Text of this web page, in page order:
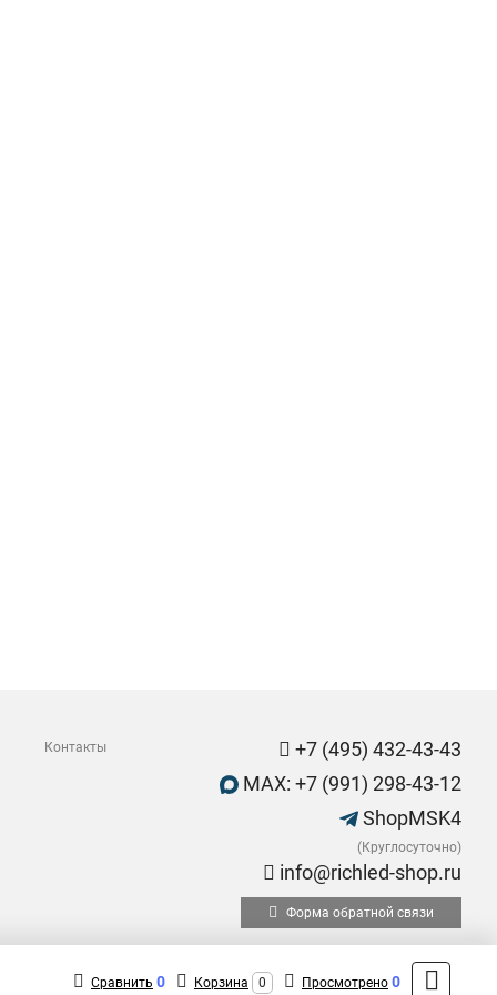
Контакты
+7 (495) 432-43-43
MAX: +7 (991) 298-43-12
ShopMSK4
(Круглосуточно)
info@richled-shop.ru
Форма обратной связи
Сравнить 0 Корзина 0 Просмотрено 0